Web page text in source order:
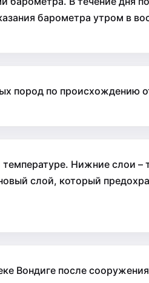
барометра утром в
пород по происхождению
Нижние слои –
слой, который
Вондиге после